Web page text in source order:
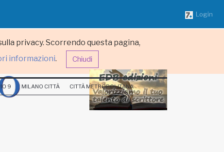
privacy. Scorrendo questa pagina,
informazioni. Chiudi
Login
9 MILANO CITTÀ CITTÀ METROPOLITANA